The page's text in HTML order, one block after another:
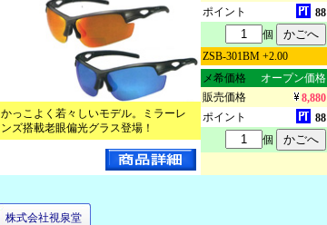
かっこよく若々しいモデル。ミラーレ
ンズ搭載老眼偏光グラス登場！
ポイント
88
個
ZSB-301BM +2.00
メ希価格
オープン価格
販売価格
8,880
ポイント
88
個
株式会社視泉堂